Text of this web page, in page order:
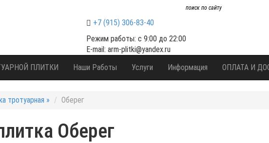
+7 (915) 306-83-40
Режим работы: с 9:00 до 22:00
E-mail: arm-plitki@yandex.ru
ПЛИТКИ Наши Работы Услуги Информация ОПЛАТА И
тротуарная » Оберег
Оберег